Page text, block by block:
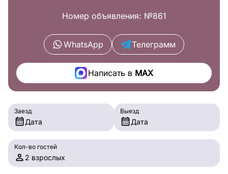
Номер объявления: №861
WhatsApp Телеграмм
Написать вMAX
Заезд
Дата
Выезд
Дата
Кол-во гостей
2 взрослых